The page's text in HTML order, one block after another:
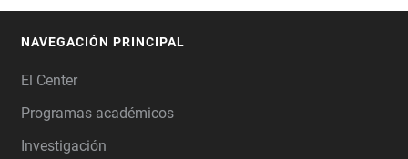
NAVEGACIÓN PRINCIPAL
El Center
Programas académicos
Investigación